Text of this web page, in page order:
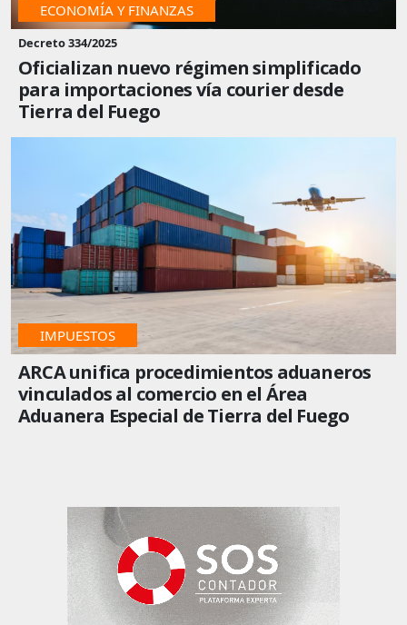
ECONOMÍA Y FINANZAS
Decreto 334/2025
Oficializan nuevo régimen simplificado
para importaciones vía courier desde
Tierra del Fuego
IMPUESTOS
ARCA unifica procedimientos aduaneros
vinculados al comercio en el Área
Aduanera Especial de Tierra del Fuego